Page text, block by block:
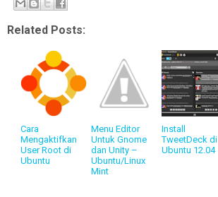
Related Posts:
Cara
Mengaktifkan
User Root di
Ubuntu
Menu Editor
Untuk Gnome
dan Unity –
Ubuntu/Linux
Mint
Install
TweetDeck di
Ubuntu 12.04